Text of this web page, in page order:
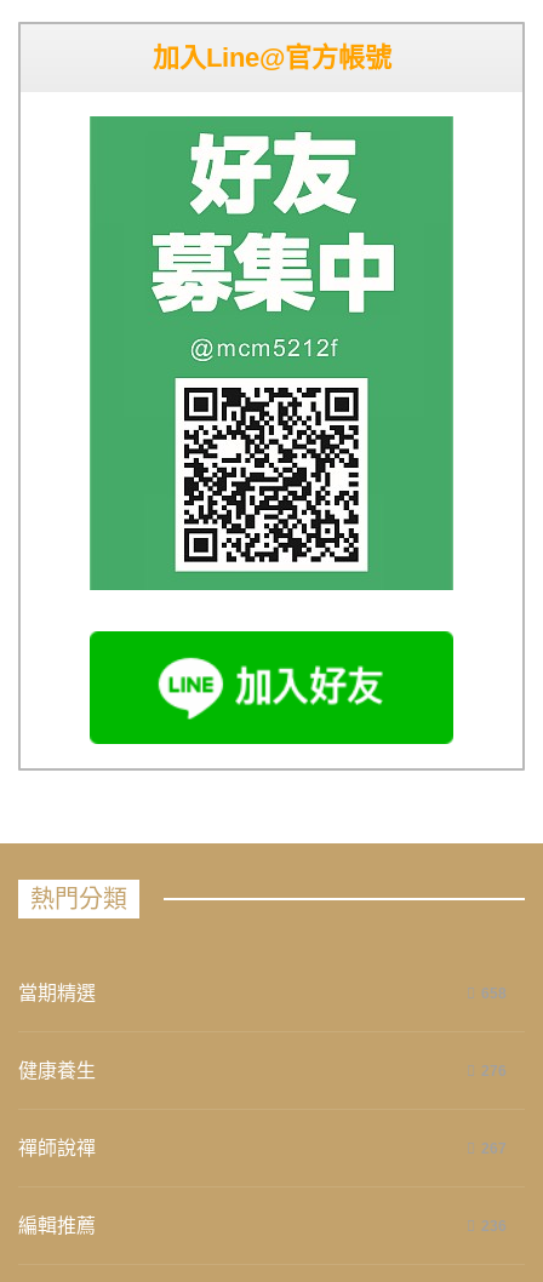
加入Line@官方帳號
熱門分類
當期精選 658
健康養生 276
禪師說禪 267
編輯推薦 236